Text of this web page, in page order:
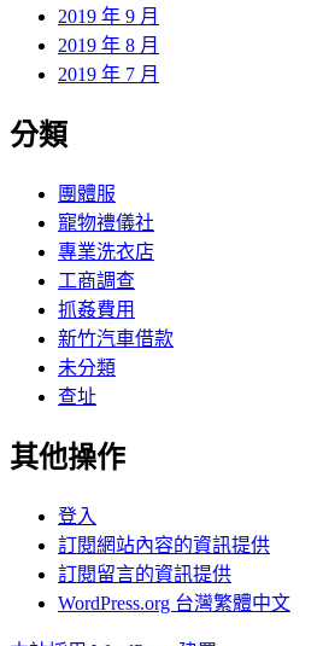
2019 年 9 月
2019 年 8 月
2019 年 7 月
分類
團體服
寵物禮儀社
專業洗衣店
工商調查
抓姦費用
新竹汽車借款
未分類
查址
其他操作
登入
訂閱網站內容的資訊提供
訂閱留言的資訊提供
WordPress.org 台灣繁體中文